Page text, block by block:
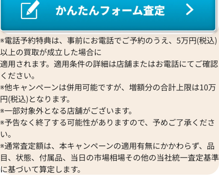
ットマスター 40 16628NGS
ト文字盤
格
合わせください
ワイトシェル
参考買取価格
価格はお問い合わせください
EPOS
Hermes
エルメス
OMEGA
オメガ
ORIENT
オリエント
ORIS
オリス
Audemars Piguet
オーデマ ピゲ
Vacheron Constantin
ヴァシュロン・コンスタンタン
Van Cleef & Arpels
コンコルド
ジラール・ペルゴ
Sinn
ジン
STOWA
ストーヴァ
SEIKO
セイコー
CENTURY
センチュリー
ZENITH
ゼニス
BREITLING
ブライトリング
Blancpain
ブランパン
BVLGARI
ブルガリ
Breguet
ブレゲ
BULOVA
ブローバ
Bell & Ross
ベル＆ロス
BAUME＆MERCIER
ボーム＆メルシエ
BALL Watch
※電話予約特典は、事前にお電話でご予約のうえ、5万円(税込)
以上の買取が成立した場合に
適用されます。適用条件の詳細は店舗またはお電話にてご確認
ください。
※他キャンペーンは併用可能ですが、増額分の合計上限は10万
円(税込)となります。
※一部対象外となる店舗がございます。
※予告なく終了する可能性がありますので、予めご了承くださ
い。
※通常査定額は、本キャンペーンの適用有無にかかわらず、品
目、状態、付属品、当日の市場相場その他の当社統一査定基準
に基づいて算定します。